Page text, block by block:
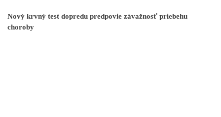
Nový krvný test dopredu predpovie závažnosť priebehu
choroby